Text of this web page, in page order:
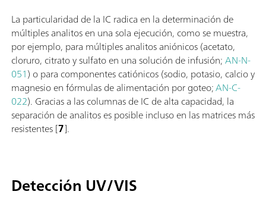
La particularidad de la IC radica en la determinación de
múltiples analitos en una sola ejecución, como se muestra,
por ejemplo, para múltiples analitos aniónicos (acetato,
cloruro, citrato y sulfato en una solución de infusión;AN-N-
051) o para componentes catiónicos (sodio, potasio, calcio y
magnesio en fórmulas de alimentación por goteo;AN-C-
022). Gracias a las columnas de IC de alta capacidad, la
separación de analitos es posible incluso en las matrices más
resistentes [7].
Detección UV/VIS